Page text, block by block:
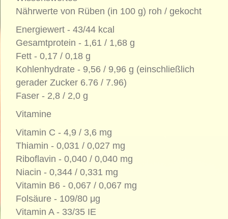
Nährwerte von Rüben (in 100 g) roh / gekocht
Energiewert - 43/44 kcal
Gesamtprotein - 1,61 / 1,68 g
Fett - 0,17 / 0,18 g
Kohlenhydrate - 9,56 / 9,96 g (einschließlich
gerader Zucker 6.76 / 7.96)
Faser - 2,8 / 2,0 g
Vitamine
Vitamin C - 4,9 / 3,6 mg
Thiamin - 0,031 / 0,027 mg
Riboflavin - 0,040 / 0,040 mg
Niacin - 0,344 / 0,331 mg
Vitamin B6 - 0,067 / 0,067 mg
Folsäure - 109/80 μg
Vitamin A - 33/35 IE